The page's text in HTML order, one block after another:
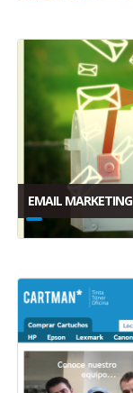
EMAIL MARKETING